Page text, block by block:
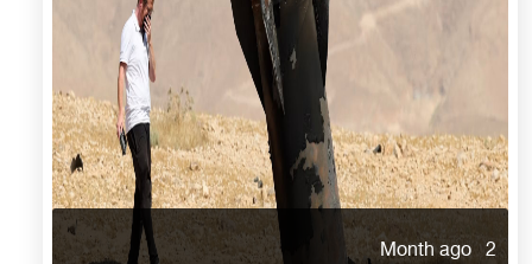
2 Month ago